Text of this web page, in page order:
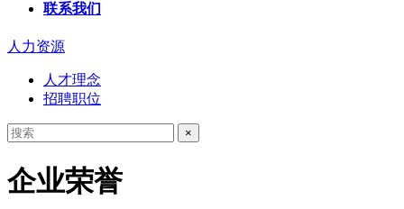
联系我们
人力资源
人才理念
招聘职位
×
企业荣誉